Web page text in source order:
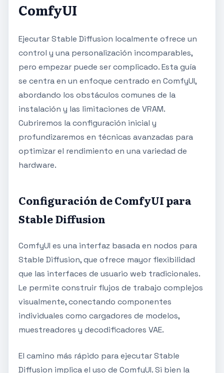
ComfyUI
Ejecutar Stable Diffusion localmente ofrece un
control y una personalización incomparables,
pero empezar puede ser complicado. Esta guía
se centra en un enfoque centrado en ComfyUI,
abordando los obstáculos comunes de la
instalación y las limitaciones de VRAM.
Cubriremos la configuración inicial y
profundizaremos en técnicas avanzadas para
optimizar el rendimiento en una variedad de
hardware.
Configuración de ComfyUI para
Stable Diffusion
ComfyUI es una interfaz basada en nodos para
Stable Diffusion, que ofrece mayor flexibilidad
que las interfaces de usuario web tradicionales.
Le permite construir flujos de trabajo complejos
visualmente, conectando componentes
individuales como cargadores de modelos,
muestreadores y decodificadores VAE.
El camino más rápido para ejecutar Stable
Diffusion implica el uso de ComfyUI. Si bien la